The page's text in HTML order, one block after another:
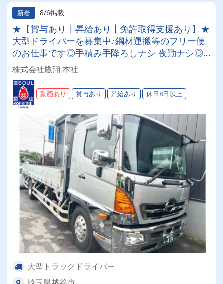
新着 8/6掲載
★【賞与あり┃昇給あり┃免許取得支援あり】★
大型ドライバーを募集中♪鋼材運搬等のフリー便
のお仕事です◎手積み手降ろしナシ 夜勤ナシ◎
稼げる◎福利厚生が充実◎未経験者歓迎◎経験者
優遇
株式会社鷹翔 本社
動画あり 賞与あり 昇給あり 休日8日以上
大型トラックドライバー